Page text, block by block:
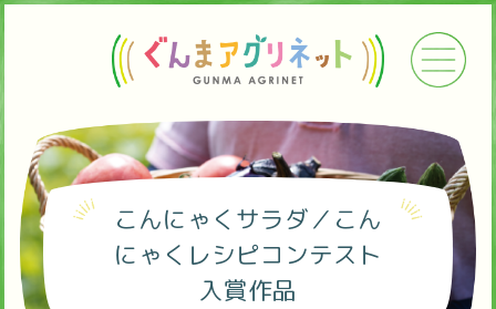
こんにゃくサラダ／こん
にゃくレシピコンテスト
入賞作品